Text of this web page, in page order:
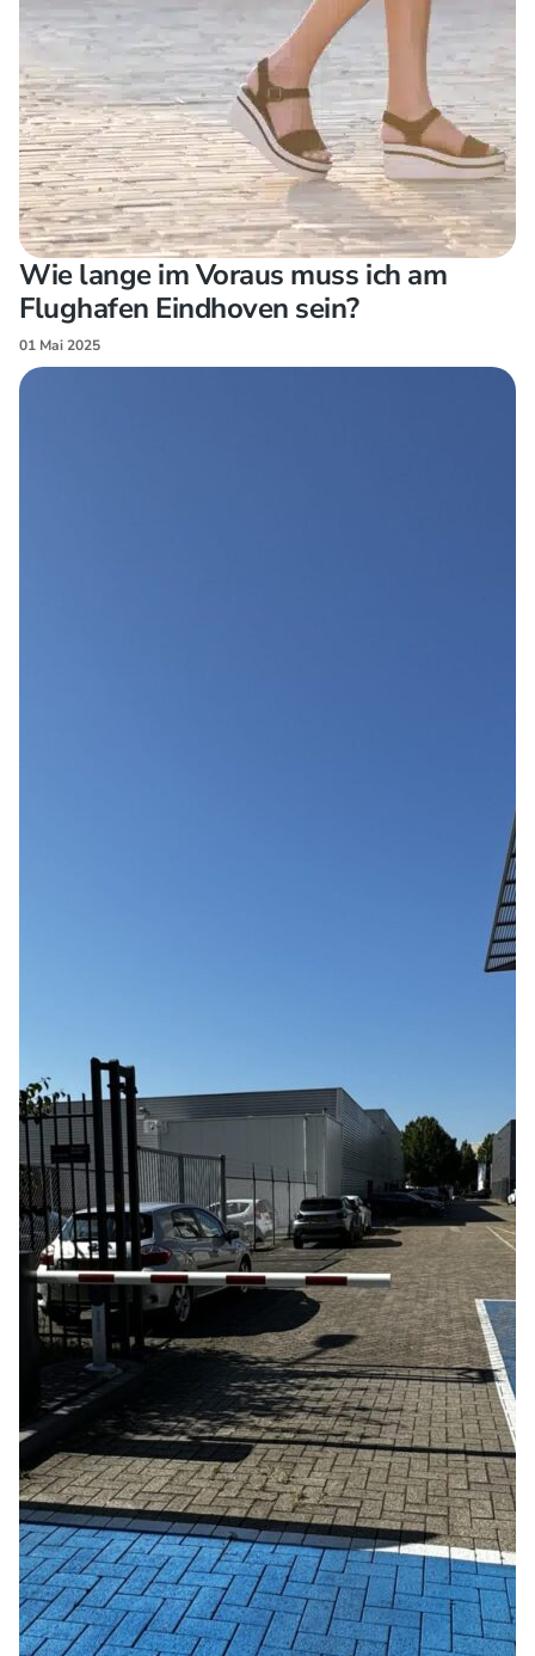
Wie lange im Voraus muss ich am
Flughafen Eindhoven sein?
01 Mai 2025